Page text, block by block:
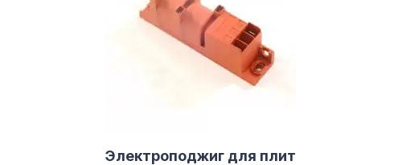
Электроподжиг для плит